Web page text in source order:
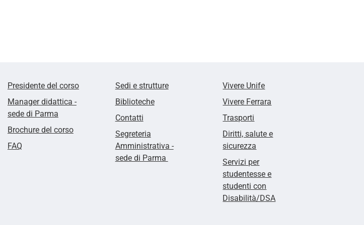
Presidente del corso
Manager didattica -
sede di Parma
Brochure del corso
FAQ
Sedi e strutture
Biblioteche
Contatti
Segreteria
Amministrativa -
sede di Parma
Vivere Unife
Vivere Ferrara
Trasporti
Diritti, salute e
sicurezza
Servizi per
studentesse e
studenti con
Disabilità/DSA